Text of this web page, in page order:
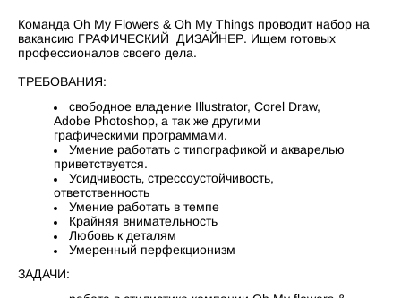
Команда Oh My Flowers & Oh My Things проводит набор на
вакансию ГРАФИЧЕСКИЙ ДИЗАЙНЕР. Ищем готовых
профессионалов своего дела.
ТРЕБОВАНИЯ:
свободное владение Illustrator, Corel Draw,
Adobe Photoshop‚ а так же другими
графическими программами.
Умение работать с типографикой и акварелью
приветствуется.
Усидчивость‚ стрессоустойчивость,
ответственность
Умение работать в темпе
Крайняя внимательность
Любовь к деталям
Умеренный перфекционизм
ЗАДАЧИ: